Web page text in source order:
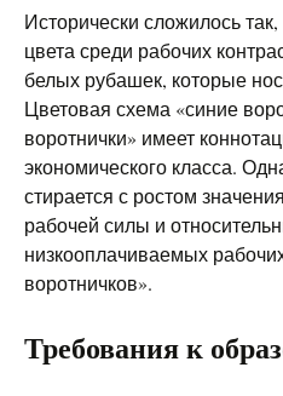
Исторически сложилось
цвета среди рабочих
белых рубашек, которые
Цветовая схема «синие
воротнички» имеет
экономического класса.
стирается с ростом
рабочей силы и
низкооплачиваемых
воротничков».
Требования к